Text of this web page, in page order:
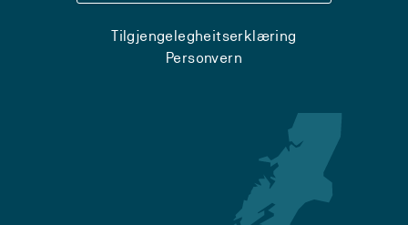
Tilgjengelegheitserklæring
Personvern